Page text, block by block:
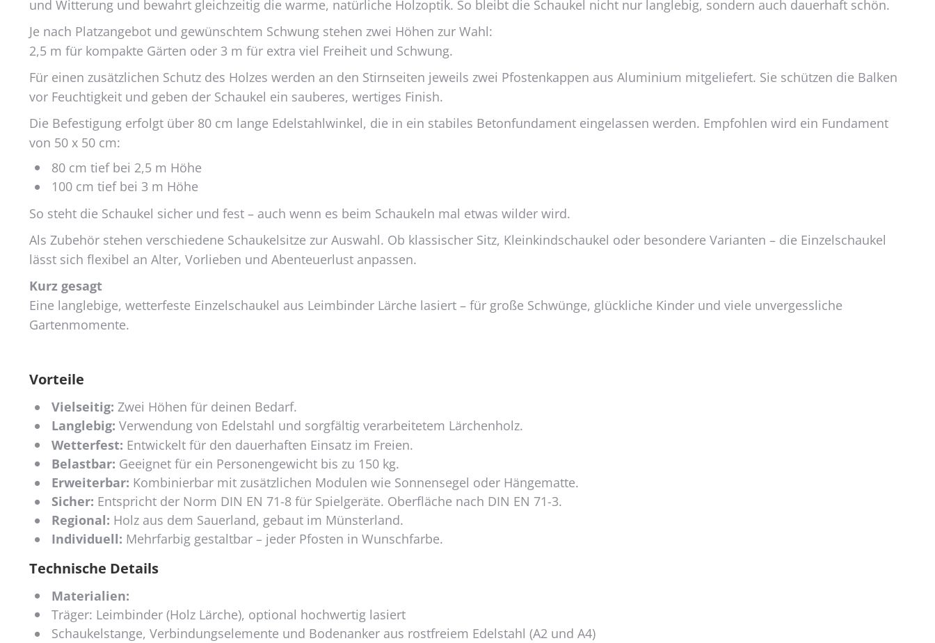
Produktseite
gewählt
werden
der
Produktseite
und Witterung und bewahrt gleichzeitig die warme, natürliche Holzoptik. So bleibt die Schaukel nicht nur langlebig, sondern auch dauerhaft schön.
Je nach Platzangebot und gewünschtem Schwung stehen zwei Höhen zur Wahl:
2,5 m für kompakte Gärten oder 3 m für extra viel Freiheit und Schwung.
Für einen zusätzlichen Schutz des Holzes werden an den Stirnseiten jeweils zwei Pfostenkappen aus Aluminium mitgeliefert. Sie schützen die Balken
vor Feuchtigkeit und geben der Schaukel ein sauberes, wertiges Finish.
Die Befestigung erfolgt über 80 cm lange Edelstahlwinkel, die in ein stabiles Betonfundament eingelassen werden. Empfohlen wird ein Fundament
von 50 x 50 cm:
80 cm tief bei 2,5 m Höhe
100 cm tief bei 3 m Höhe
So steht die Schaukel sicher und fest – auch wenn es beim Schaukeln mal etwas wilder wird.
Als Zubehör stehen verschiedene Schaukelsitze zur Auswahl. Ob klassischer Sitz, Kleinkindschaukel oder besondere Varianten – die Einzelschaukel
lässt sich flexibel an Alter, Vorlieben und Abenteuerlust anpassen.
Kurz gesagt
Eine langlebige, wetterfeste Einzelschaukel aus Leimbinder Lärche lasiert – für große Schwünge, glückliche Kinder und viele unvergessliche
Gartenmomente.
Vorteile
Vielseitig: Zwei Höhen für deinen Bedarf.
Langlebig: Verwendung von Edelstahl und sorgfältig verarbeitetem Lärchenholz.
Wetterfest: Entwickelt für den dauerhaften Einsatz im Freien.
Belastbar: Geeignet für ein Personengewicht bis zu 150 kg.
Erweiterbar: Kombinierbar mit zusätzlichen Modulen wie Sonnensegel oder Hängematte.
Sicher: Entspricht der Norm DIN EN 71-8 für Spielgeräte. Oberfläche nach DIN EN 71-3.
Regional: Holz aus dem Sauerland, gebaut im Münsterland.
Individuell: Mehrfarbig gestaltbar – jeder Pfosten in Wunschfarbe.
Technische Details
Materialien:
Träger: Leimbinder (Holz Lärche), optional hochwertig lasiert
Schaukelstange, Verbindungselemente und Bodenanker aus rostfreiem Edelstahl (A2 und A4)